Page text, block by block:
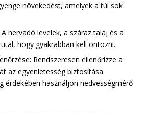
növekedést, amelyek a túl sok
hervadó levelek, a száraz talaj és a
hogy gyakrabban kell öntözni.
Rendszeresen ellenőrizze a
az egyenletesség biztosítása
érdekében használjon nedvességmérő